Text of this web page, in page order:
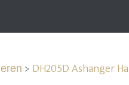
> DH205D Ashanger